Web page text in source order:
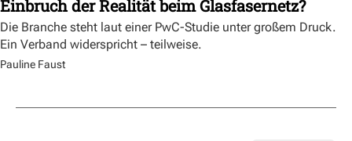
Einbruch der Realität beim Glasfasernetz?
Die Branche steht laut einer PwC-Studie unter großem Druck.
Ein Verband widerspricht – teilweise.
Pauline Faust